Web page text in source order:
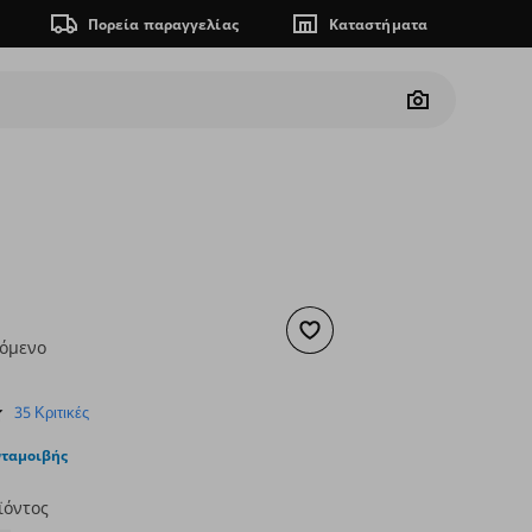
Πορεία παραγγελίας Καταστήματα
Camera
Προσθήκη στα αγαπημένα
τιμή
4.7
rating
35 Κριτικές